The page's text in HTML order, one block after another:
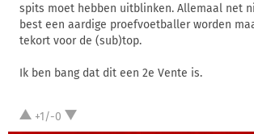
spits moet hebben uitblinken. Allemaal net
best een aardige proefvoetballer worden
tekort voor de (sub)top.
Ik ben bang dat dit een 2e Vente is.
+1/-0